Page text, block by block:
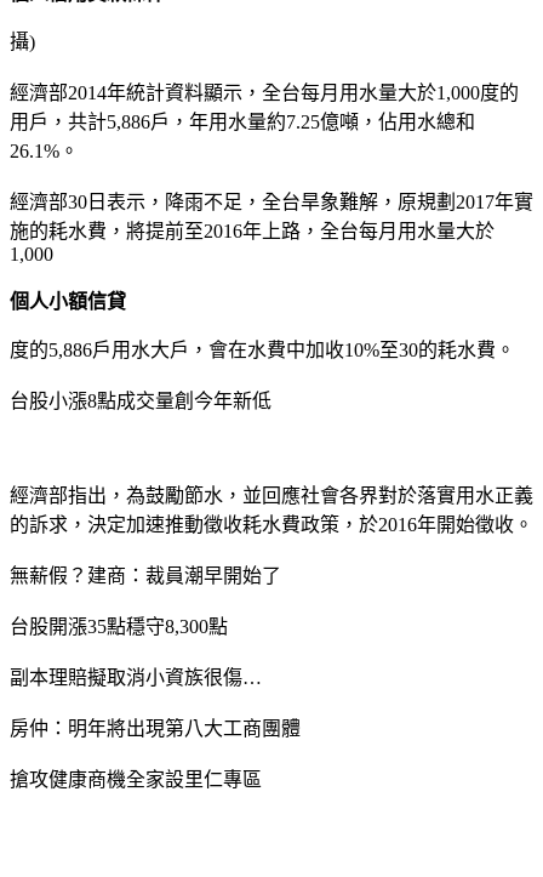
攝)
經濟部2014年統計資料顯示，全台每月用水量大於1,000度的
用戶，共計5,886戶，年用水量約7.25億噸，佔用水總和
26.1%。
經濟部30日表示，降雨不足，全台旱象難解，原規劃2017年實
施的耗水費，將提前至2016年上路，全台每月用水量大於
1,000
個人小額信貸
度的5,886戶用水大戶，會在水費中加收10%至30的耗水費。
台股小漲8點成交量創今年新低
經濟部指出，為鼓勵節水，並回應社會各界對於落實用水正義
的訴求，決定加速推動徵收耗水費政策，於2016年開始徵收。
無薪假？建商：裁員潮早開始了
台股開漲35點穩守8,300點
副本理賠擬取消小資族很傷…
房仲：明年將出現第八大工商團體
搶攻健康商機全家設里仁專區